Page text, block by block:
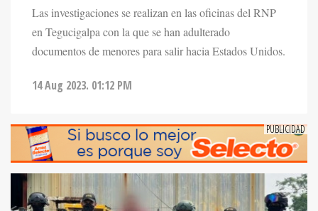
Las investigaciones se realizan en las oficinas del RNP
en Tegucigalpa con la que se han adulterado
documentos de menores para salir hacia Estados Unidos.
14 Aug 2023. 01:12 PM